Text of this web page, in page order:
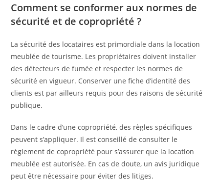
Comment se conformer aux normes de
sécurité et de copropriété ?
La sécurité des locataires est primordiale dans la location
meublée de tourisme. Les propriétaires doivent installer
des détecteurs de fumée et respecter les normes de
sécurité en vigueur. Conserver une fiche d’identité des
clients est par ailleurs requis pour des raisons de sécurité
publique.
Dans le cadre d’une copropriété, des règles spécifiques
peuvent s’appliquer. Il est conseillé de consulter le
règlement de copropriété pour s’assurer que la location
meublée est autorisée. En cas de doute, un avis juridique
peut être nécessaire pour éviter des litiges.